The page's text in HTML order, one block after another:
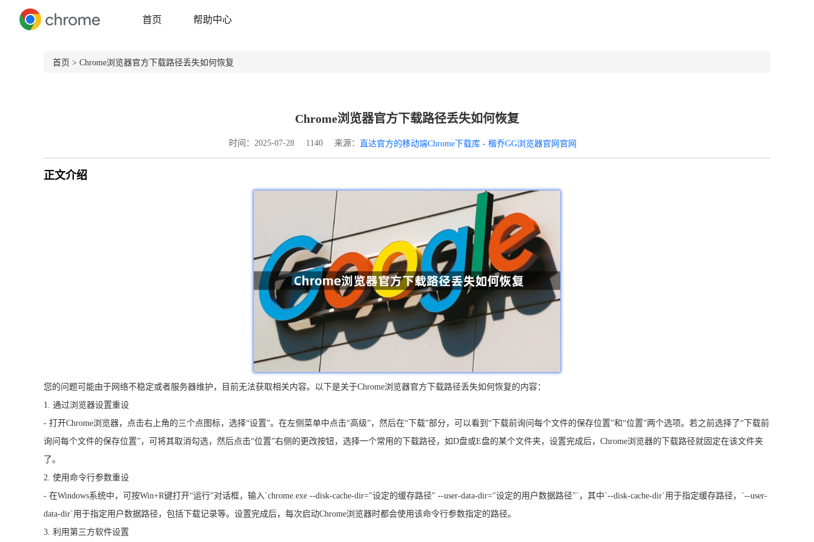
首页 帮助中心
首页 > Chrome浏览器官方下载路径丢失如何恢复
Chrome浏览器官方下载路径丢失如何恢复
时间：2025-07-28 1140 来源： 直达官方的移动端Chrome下载库 - 楷乔GG浏览器官网官网
正文介绍
您的问题可能由于网络不稳定或者服务器维护，目前无法获取相关内容。以下是关于Chrome浏览器官方下载路径丢失如何恢复的内容：
1. 通过浏览器设置重设
- 打开Chrome浏览器，点击右上角的三个点图标，选择“设置”。在左侧菜单中点击“高级”，然后在“下载”部分，可以看到“下载前询问每个文件的保存位置”和“位置”两个选项。若之前选择了“下载前
询问每个文件的保存位置”，可将其取消勾选，然后点击“位置”右侧的更改按钮，选择一个常用的下载路径，如D盘或E盘的某个文件夹，设置完成后，Chrome浏览器的下载路径就固定在该文件夹
了。
2. 使用命令行参数重设
- 在Windows系统中，可按Win+R键打开“运行”对话框，输入`chrome.exe --disk-cache-dir="设定的缓存路径" --user-data-dir="设定的用户数据路径"`，其中`--disk-cache-dir`用于指定缓存路径，`--user-
data-dir`用于指定用户数据路径，包括下载记录等。设置完成后，每次启动Chrome浏览器时都会使用该命令行参数指定的路径。
3. 利用第三方软件设置